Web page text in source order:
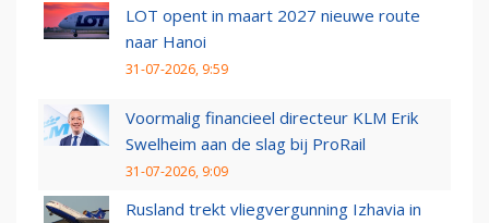
LOT opent in maart 2027 nieuwe route
naar Hanoi
31-07-2026, 9:59
Voormalig financieel directeur KLM Erik
Swelheim aan de slag bij ProRail
31-07-2026, 9:09
Rusland trekt vliegvergunning Izhavia in